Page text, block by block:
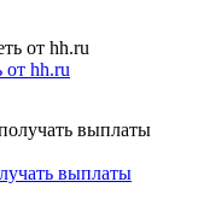
от hh.ru
выплаты